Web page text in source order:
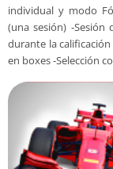
individual y modo
(una sesión) -Sesión
durante la
en boxes -Selección